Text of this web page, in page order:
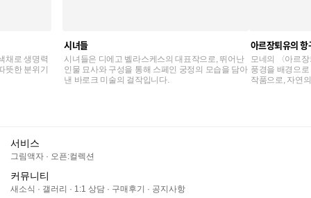
채로 생명력
뜻한 분위기
시녀들
시녀들은 디에고 벨라스케스의 대표작으로, 뛰어난
인물 묘사와 구성을 통해 스페인 궁정의 모습을 담아
낸 바로크 미술의 걸작입니다.
아르장퇴유의 항
모네의 〈아르
풍경을 배경으
작품으로, 자연
서비스
그림액자 · 오픈:컬렉션
커뮤니티
새소식 · 갤러리 · 1:1 상담 · 구매후기 · 공지사항